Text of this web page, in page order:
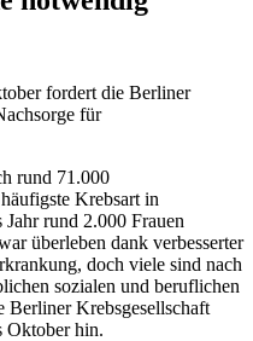
fordert die Berliner
für
rund 71.000
Krebsart in
rund 2.000 Frauen
überleben dank verbesserter
doch viele sind nach
sozialen und beruflichen
Krebsgesellschaft
Oktober hin.